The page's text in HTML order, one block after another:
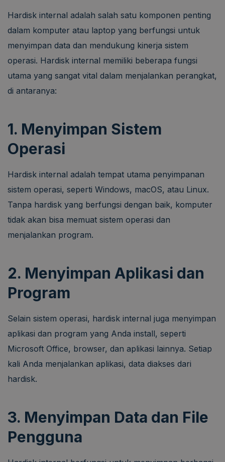
Hardisk internal adalah salah satu komponen penting
dalam komputer atau laptop yang berfungsi untuk
menyimpan data dan mendukung kinerja sistem
operasi. Hardisk internal memiliki beberapa fungsi
utama yang sangat vital dalam menjalankan perangkat,
di antaranya:
1. Menyimpan Sistem
Operasi
Hardisk internal adalah tempat utama penyimpanan
sistem operasi, seperti Windows, macOS, atau Linux.
Tanpa hardisk yang berfungsi dengan baik, komputer
tidak akan bisa memuat sistem operasi dan
menjalankan program.
2. Menyimpan Aplikasi dan
Program
Selain sistem operasi, hardisk internal juga menyimpan
aplikasi dan program yang Anda install, seperti
Microsoft Office, browser, dan aplikasi lainnya. Setiap
kali Anda menjalankan aplikasi, data diakses dari
hardisk.
3. Menyimpan Data dan File
Pengguna